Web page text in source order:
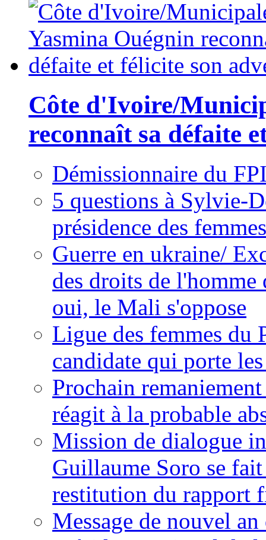
Côte d'Ivoire/
reconnaît sa défaite
Démissionnaire du
5 questions à Sylvie-
présidence des
Guerre en ukraine/
des droits de
oui, le Mali s'oppose
Ligue des femmes du
candidate qui porte
Prochain
réagit à la probable
Mission de dialogue
Guillaume Soro se
restitution du rapport
Message de nouvel